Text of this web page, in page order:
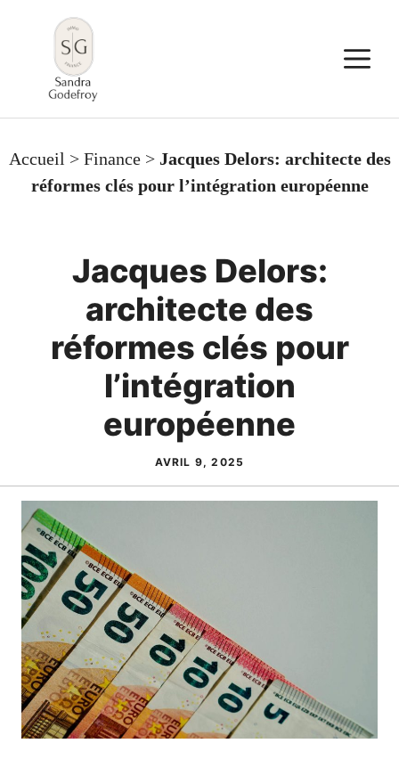
contenu
Accueil > Finance> Jacques Delors: architecte des
réformes clés pour l’intégration européenne
Jacques Delors:
architecte des
réformes clés pour
l’intégration
européenne
AVRIL 9, 2025